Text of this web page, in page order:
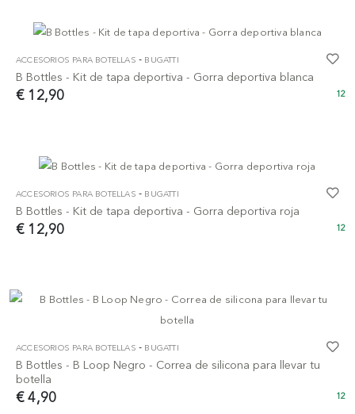
ACCESORIOS PARA BOTELLAS - BUGATTI
B Bottles - Kit de tapa deportiva - Gorra deportiva blanca
€ 12,90 12
ACCESORIOS PARA BOTELLAS - BUGATTI
B Bottles - Kit de tapa deportiva - Gorra deportiva roja
€ 12,90 12
ACCESORIOS PARA BOTELLAS - BUGATTI
B Bottles - B Loop Negro - Correa de silicona para llevar tu
botella
€ 4,90 12